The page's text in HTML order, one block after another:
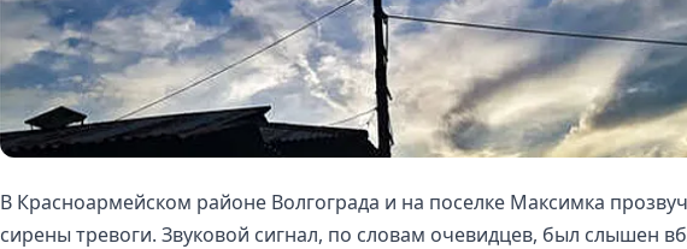
В Красноармейском районе Волгограда и на поселке Максимка
сирены тревоги. Звуковой сигнал, по словам очевидцев, был слышен